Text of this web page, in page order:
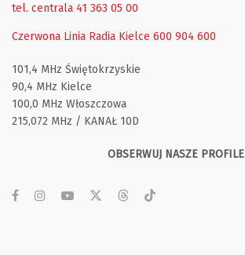
tel. centrala 41 363 05 00
Czerwona Linia Radia Kielce 600 904 600
101,4 MHz Świętokrzyskie
90,4 MHz Kielce
100,0 MHz Włoszczowa
215,072 MHz / KANAŁ 10D
OBSERWUJ NASZE PROFILE